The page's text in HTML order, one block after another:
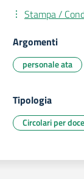
Stampa /
Argomenti
personale ata
Tipologia
Circolari per